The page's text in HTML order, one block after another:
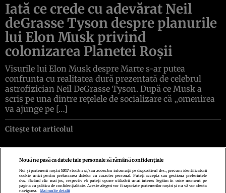
Iată ce crede cu adevărat Neil
deGrasse Tyson despre planurile
lui Elon Musk privind
colonizarea Planetei Roșii
Visurile lui Elon Musk despre Marte s-ar putea
confrunta cu realitatea dură prezentată de celebrul
astrofizician Neil DeGrasse Tyson. După ce Musk a
scris pe una dintre rețelele de socializare că „omenirea
va ajunge pe […]
Citește tot articolul
Politica de confidenţialitatePolitica de cookiesTermeni şi condiţii
Echipa redacționalăContactSetări Cookies
Nouă ne pasă ca datele tale personale să rămână confidențiale
Noi și partenerii noștri1017 stocăm și/sau accesăm informații pe dispozitivul dvs., precum identificatorii
cookie unici pentru prelucrarea datelor cu caracter personal. Puteți accepta sau gestiona preferințele
dvs. făcând clic mai jos, respectiv vă puteți opune utilizării unui interes legitim în orice moment pe
pagina cu politica de confidențialitate. Aceste alegeri vor fi raportate partenerilor noștri și nu vă vor afecta
navigarea.
Mai multe detalii